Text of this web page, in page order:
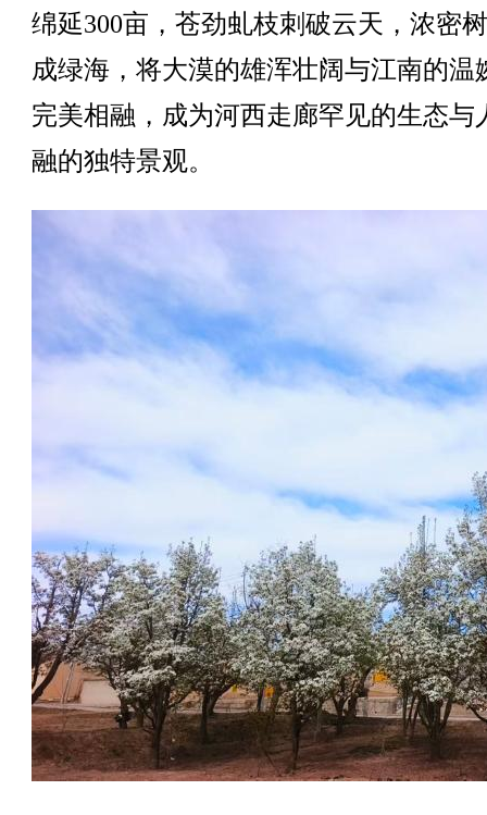
绵延300亩，苍劲虬枝刺破云天，浓密
成绿海，将大漠的雄浑壮阔与江南的温
完美相融，成为河西走廊罕见的生态与
融的独特景观。